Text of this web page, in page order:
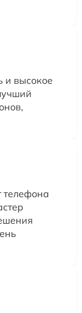
и высокое
телефона